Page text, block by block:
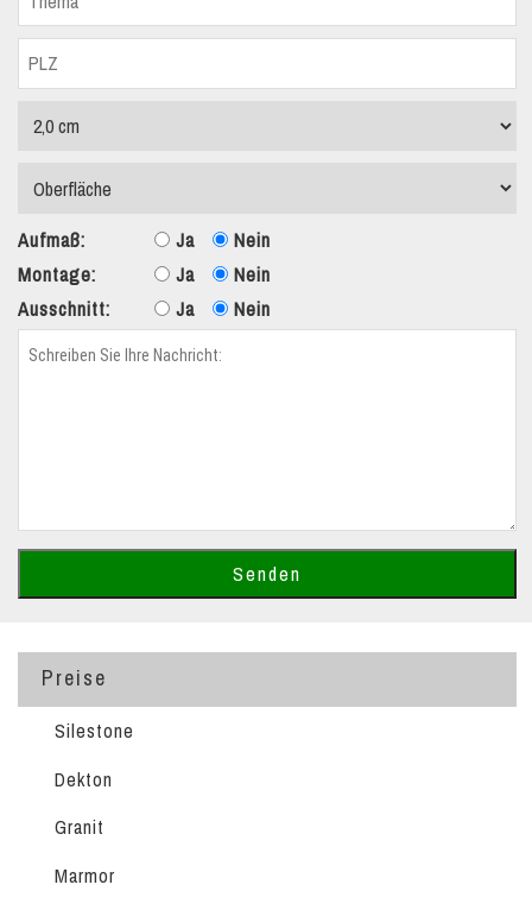
Aufmaß: Ja
Nein
Montage:
Ja
Nein
Ausschnitt:
Ja Nein
Preise
Silestone
Dekton
Granit
Marmor